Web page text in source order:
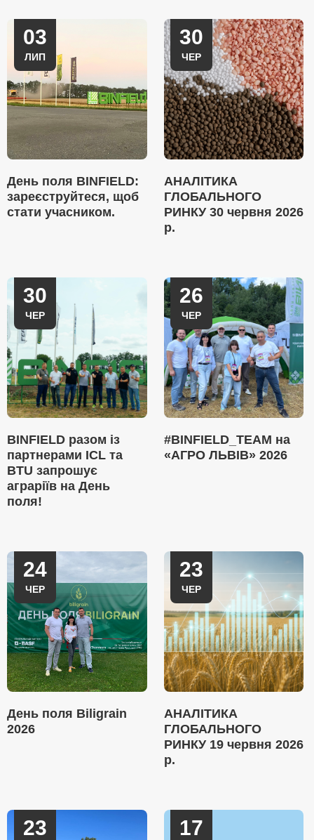
03
ЛИП
День поля BINFIELD:
зареєструйтеся, щоб
стати учасником.
30
ЧЕР
АНАЛІТИКА
ГЛОБАЛЬНОГО
РИНКУ 30 червня 2026
р.
30
ЧЕР
BINFIELD разом із
партнерами ICL та
BTU запрошує
аграріїв на День
поля!
26
ЧЕР
#BINFIELD_TEAM на
«АГРО ЛЬВІВ» 2026
24
ЧЕР
День поля Biligrain
2026
23
ЧЕР
АНАЛІТИКА
ГЛОБАЛЬНОГО
РИНКУ 19 червня 2026
р.
23 17